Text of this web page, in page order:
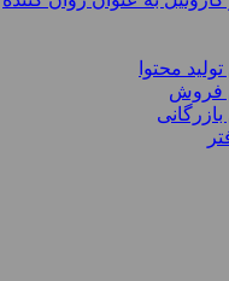
محتوا
فروش